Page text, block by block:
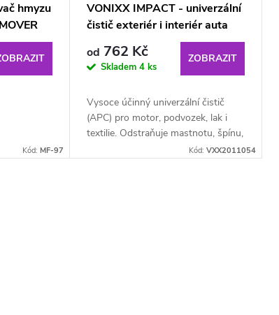
hmyzu
Kód: MF-97
VONIXX IMPACT - univerzální
čistič exteriér i interiér auta
od 762 Kč
Skladem4 ks
ZOBRAZIT
Vysoce účinný univerzální čistič
(APC) pro motor, podvozek, lak i
textilie. Odstraňuje mastnotu, špínu,
hmyz i staré vosky. Šetrný a
Kód: VXX2011054